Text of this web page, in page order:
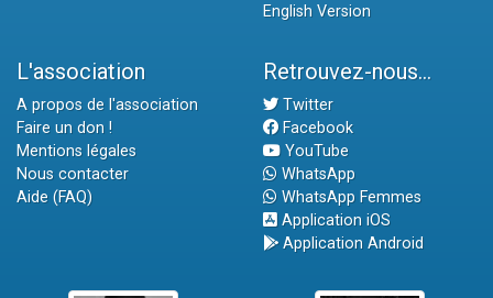
English Version
L'association
A propos de l'association
Faire un don !
Mentions légales
Nous contacter
Aide (FAQ)
Retrouvez-nous...
Twitter
Facebook
YouTube
WhatsApp
WhatsApp Femmes
Application iOS
Application Android